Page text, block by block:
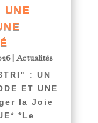
UNE
|Actualités
: UN
ET UNE
la Joie
*Le